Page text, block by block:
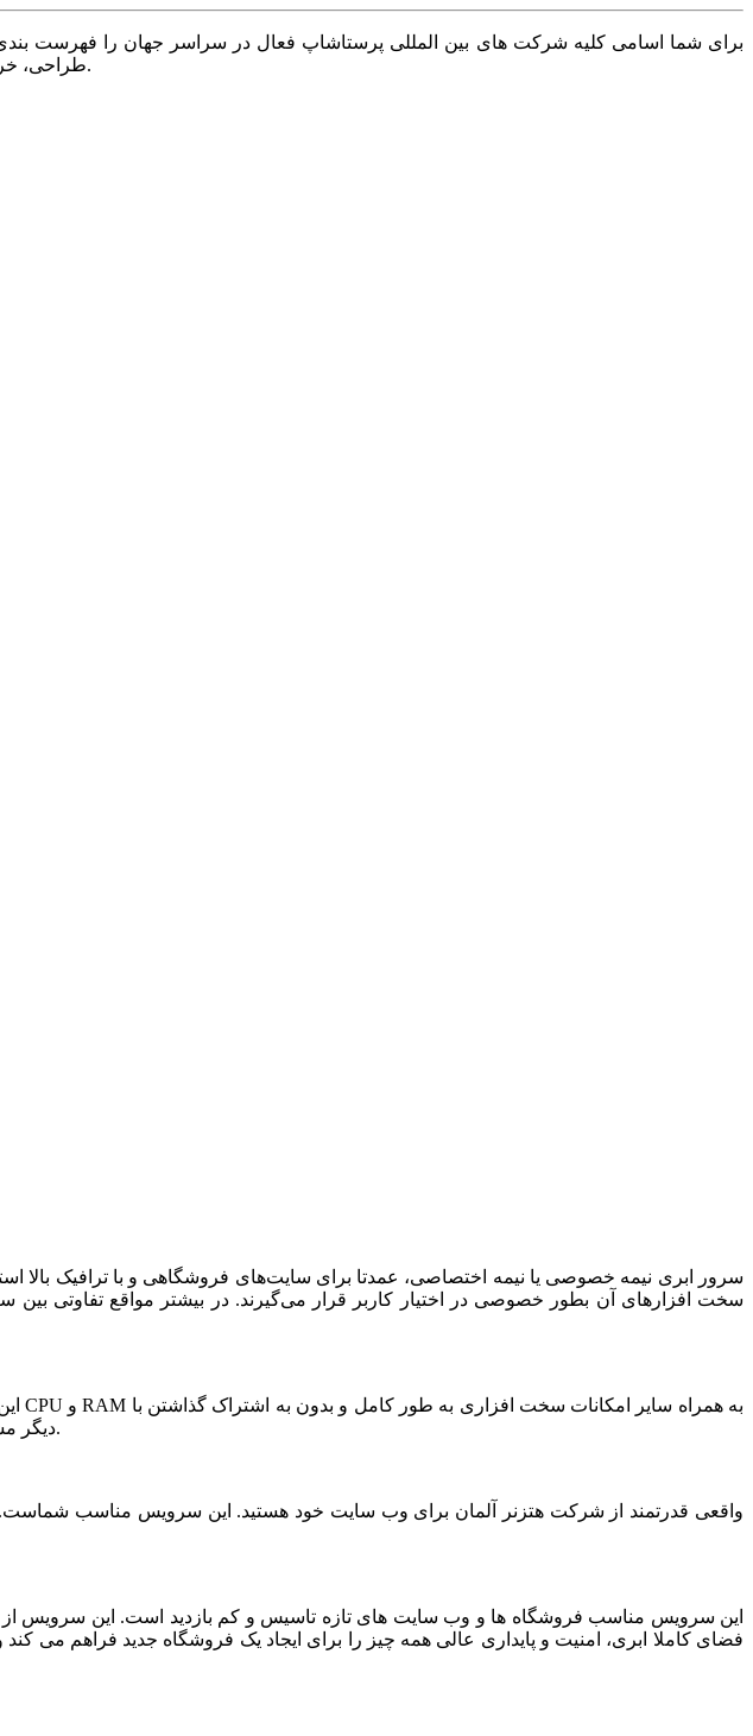
برای شما اسامی کلیه شرکت های بین المللی پرستاشاپ فعال در سراسر جهان را فهرست بندی
طراحی، خریداری، فارسی سازی و عرضه می کنیم. با نیوزپاور همیشه وب سایت خود را بروز و پویا نگه دارید.
سرور ابری نیمه خصوصی یا نیمه اختصاصی، عمدتا برای سایت‌های فروشگاهی و با ترافیک بالا
سخت افزارهای آن بطور خصوصی در اختیار کاربر قرار می‌گیرند. در بیشتر مواقع تفاوتی
دیگر مشترکین استفاده شود. این سرویس مناسب فروشگاه های خاص، پربازدید با نیازمندی های بخصوص است.